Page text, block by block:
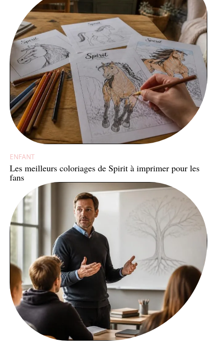
ENFANT
Les meilleurs coloriages de Spirit à imprimer pour les
fans